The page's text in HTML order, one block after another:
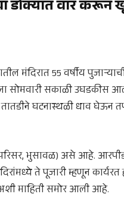
डोक्यात वार करून
मंदिरात 55 वर्षीय
सोमवारी सकाळी उघडकीस
घटनास्थळी धाव घेऊन
भुसावळ) असे आहे.
ते पूजारी म्हणून कार्यरत
माहिती समोर आली आहे.